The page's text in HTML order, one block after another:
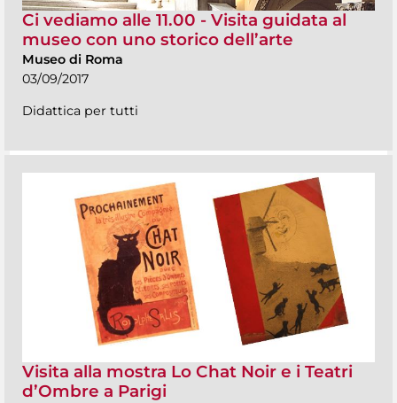
Ci vediamo alle 11.00 - Visita guidata al
museo con uno storico dell’arte
Museo di Roma
03/09/2017
Didattica per tutti
Visita alla mostra Lo Chat Noir e i Teatri
d’Ombre a Parigi